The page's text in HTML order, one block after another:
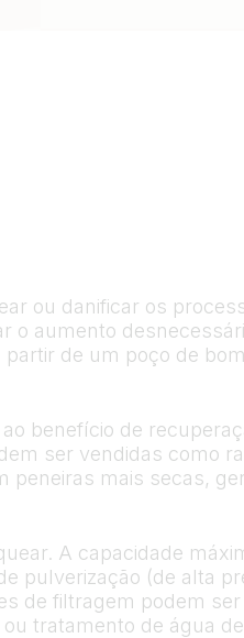
ou danificar os
o aumento
de um poço de
benefício de
ser vendidas como
peneiras mais secas,
A capacidade
pulverização (de alta
de filtragem podem
tratamento de água